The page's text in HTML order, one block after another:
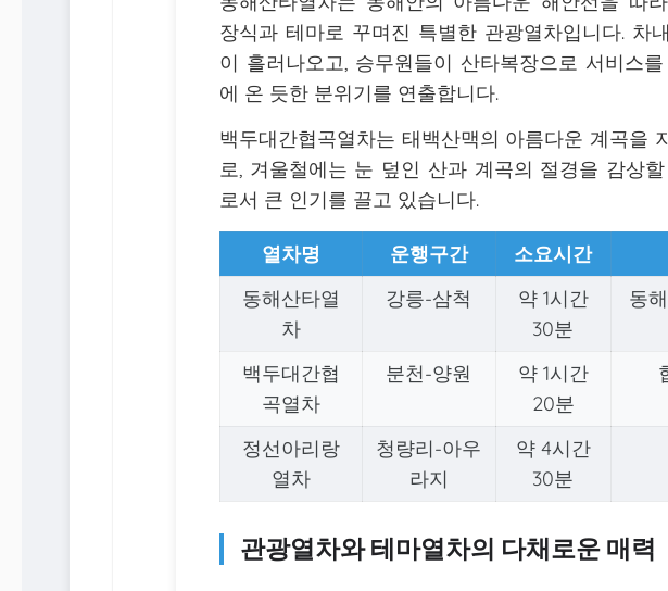
장식과 테마로 꾸며진 특별한 관광열차입니다. 차
이 흘러나오고, 승무원들이 산타복장으로 서비스
에 온 듯한 분위기를 연출합니다.
백두대간협곡열차는 태백산맥의 아름다운 계곡을
로, 겨울철에는 눈 덮인 산과 계곡의 절경을 감상
로서 큰 인기를 끌고 있습니다.
열차명 운행구간 소요시간
동해산타열
차
강릉-삼척
약 1시간
30분
동
백두대간협
곡열차
분천-양원
약 1시간
20분
정선아리랑
열차
청량리-아우
라지
약 4시간
30분
관광열차와 테마열차의 다채로운 매력